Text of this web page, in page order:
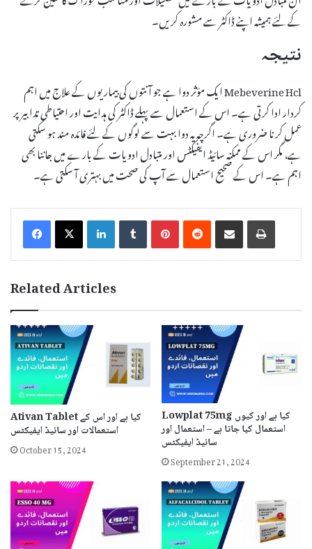
کے لئے ہمیشہ اپنے ڈاکٹر سے مشورہ کریں۔
نتیجہ
Mebeverine Hcl ایک مؤثر دوا ہے جو آنتوں کی بیماریوں کے علاج میں اہم
کردار ادا کرتی ہے۔ اس کے استعمال سے پہلے ڈاکٹر کی ہدایت اور احتیاطی تدابیر پر
عمل کرنا ضروری ہے۔ اگرچہ یہ دوا بہت سے لوگوں کے لئے فائدہ مند ہو سکتی
ہے، مگر اس کے ممکنہ سائیڈ ایفیکٹس اور متبادل ادویات کے بارے میں جاننا بھی
اہم ہے۔ اس کے صحیح استعمال سے آپ کی صحت میں بہتری آ سکتی ہے۔
LinkedInTumblrPinterestReddit Share via Email Print
Related Articles
Ativan Tablet کیا ہے اور اس کے
استعمالات اور سائیڈ ایفیکٹس
October 15, 2024
Lowplat 75mg کیا ہے اور کیوں
استعمال کیا جاتا ہے – استعمال اور
سائیڈ ایفیکٹس
September 21, 2024